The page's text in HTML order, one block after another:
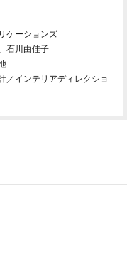
ケーションズ
石川由佳子
／インテリアディレクショ